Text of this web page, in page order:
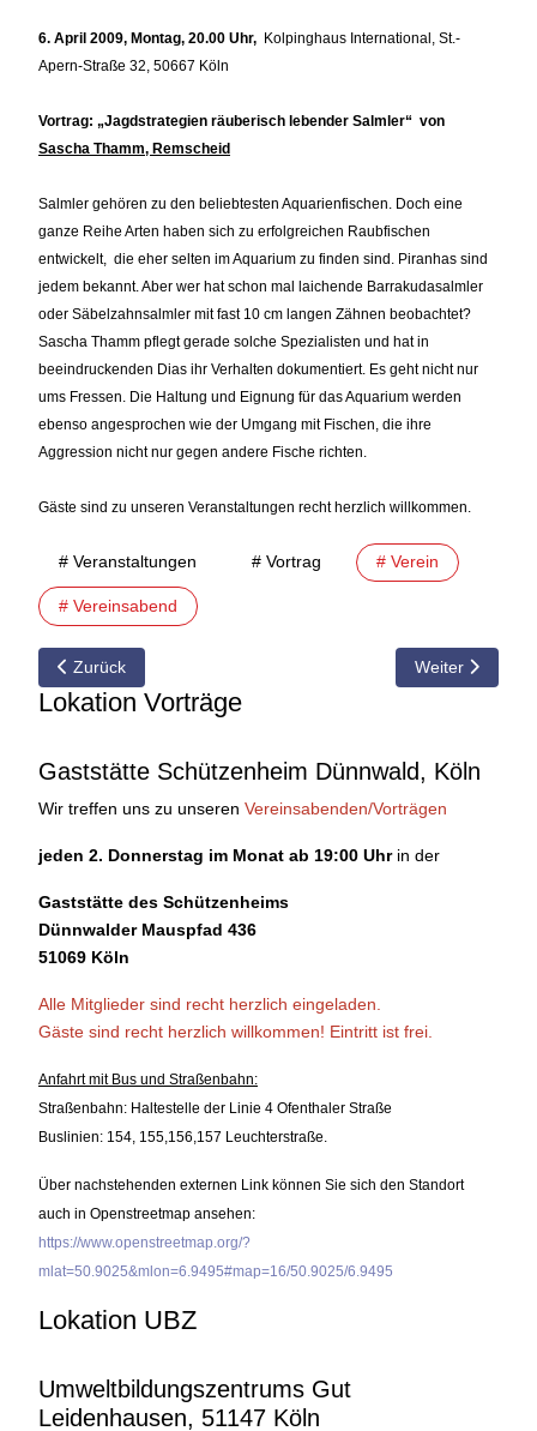
6. April 2009, Montag, 20.00 Uhr, Kolpinghaus International, St.-
Apern-Straße 32, 50667 Köln
Vortrag: „Jagdstrategien räuberisch lebender Salmler“ von
Sascha Thamm, Remscheid
Salmler gehören zu den beliebtesten Aquarienfischen. Doch eine
ganze Reihe Arten haben sich zu erfolgreichen Raubfischen
entwickelt, die eher selten im Aquarium zu finden sind. Piranhas sind
jedem bekannt. Aber wer hat schon mal laichende Barrakudasalmler
oder Säbelzahnsalmler mit fast 10 cm langen Zähnen beobachtet?
Sascha Thamm pflegt gerade solche Spezialisten und hat in
beeindruckenden Dias ihr Verhalten dokumentiert. Es geht nicht nur
ums Fressen. Die Haltung und Eignung für das Aquarium werden
ebenso angesprochen wie der Umgang mit Fischen, die ihre
Aggression nicht nur gegen andere Fische richten.
Gäste sind zu unseren Veranstaltungen recht herzlich willkommen.
# Veranstaltungen # Vortrag # Verein
# Vereinsabend
Vorheriger Beitrag: 04.05.2009 Vorschau auf den
Zurück Nächster
Weiter
Lokation Vorträge
Gaststätte Schützenheim Dünnwald, Köln
Wir treffen uns zu unseren Vereinsabenden/Vorträgen
jeden 2. Donnerstag im Monat ab 19:00 Uhr in der
Gaststätte des Schützenheims
Dünnwalder Mauspfad 436
51069 Köln
Alle Mitglieder sind recht herzlich eingeladen.
Gäste sind recht herzlich willkommen! Eintritt ist frei.
Anfahrt mit Bus und Straßenbahn:
Straßenbahn: Haltestelle der Linie 4 Ofenthaler Straße
Buslinien: 154, 155,156,157 Leuchterstraße.
Über nachstehenden externen Link können Sie sich den Standort
auch in Openstreetmap ansehen:
https://www.openstreetmap.org/?
mlat=50.9025&mlon=6.9495#map=16/50.9025/6.9495
Lokation UBZ
Umweltbildungszentrums Gut
Leidenhausen, 51147 Köln